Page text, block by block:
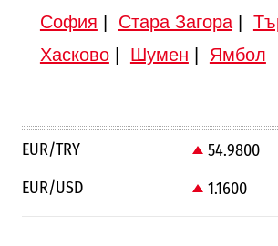
София
Стара Загора|
Хасково| Шумен Ямбол
EUR/TRY 54.9800
EUR/USD
1.1600